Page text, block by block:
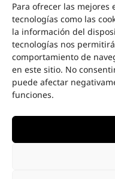
Para ofrecer las mejores
tecnologías como las
la información del
tecnologías nos
comportamiento de
en este sitio. No
puede afectar
funciones.
COLECCIONES
DESCARGAS
PROYECTOS
PUNTOS DE VENTA
CONTACTO